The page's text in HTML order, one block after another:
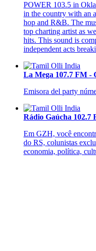
POWER 103.5 in
in the country with an
hop and R&B. The
top charting artist as
hits. This sound is
independent acts
La Mega 107.7 FM -
Emisora del party
Rádio Gaúcha 102.7
Em GZH, você
do RS, colunistas
economia, política,